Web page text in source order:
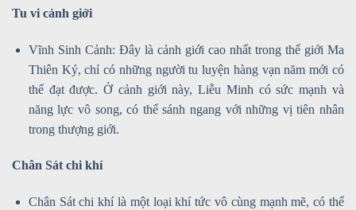
Tu vi cảnh giới
Vĩnh Sinh Cảnh: Đây là cảnh giới cao nhất trong thế giới Ma
Thiên Ký, chỉ có những người tu luyện hàng vạn năm mới có
thể đạt được. Ở cảnh giới này, Liễu Minh có sức mạnh và
năng lực vô song, có thể sánh ngang với những vị tiên nhân
trong thượng giới.
Chân Sát chi khí
Chân Sát chi khí là một loại khí tức vô cùng mạnh mẽ, có thể